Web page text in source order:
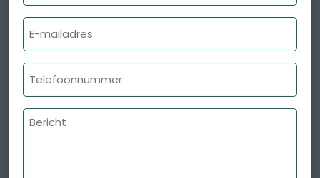
E-
mailadres
Telefoonnummer
Bericht